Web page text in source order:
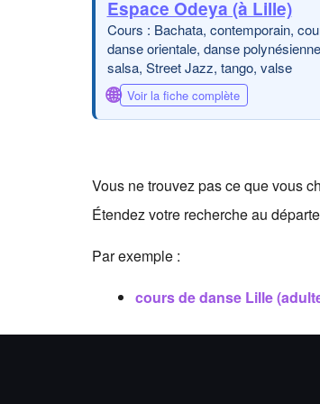
Espace Odeya (à Lille)
Cours : Bachata, contemporain,
danse orientale, danse
salsa, Street Jazz, tango, valse
🌐 Voir la fiche complète
Vous ne trouvez pas ce que vous
Étendez votre recherche au
Par exemple :
cours de danse Lille